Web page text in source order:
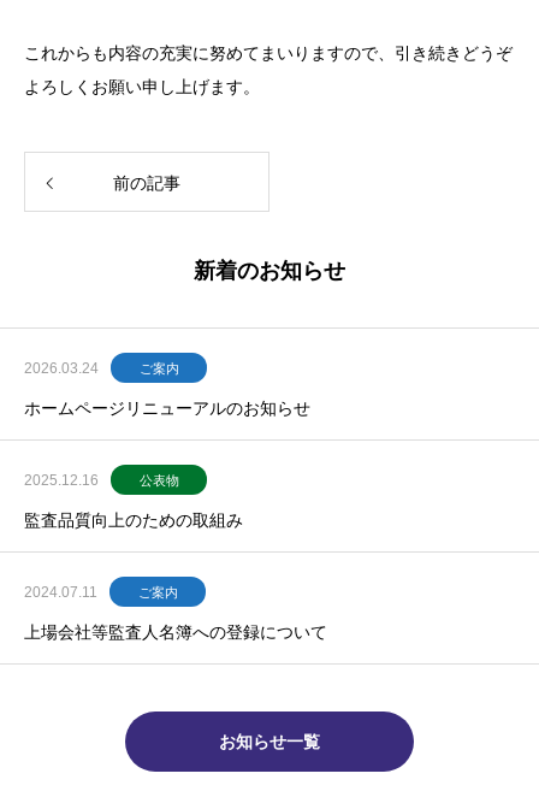
これからも内容の充実に努めてまいりますので、引き続きどうぞ
よろしくお願い申し上げます。
前の記事
新着のお知らせ
2026.03.24 ご案内
ホームページリニューアルのお知らせ
2025.12.16 公表物
監査品質向上のための取組み
2024.07.11 ご案内
上場会社等監査人名簿への登録について
お知らせ一覧